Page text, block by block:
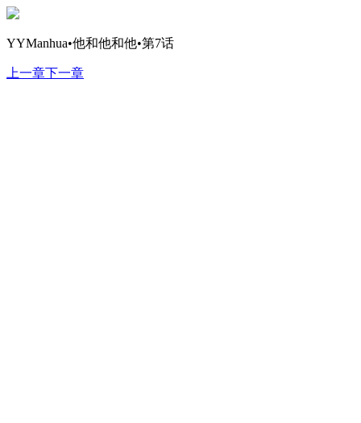
YYManhua•他和他和他•第7话
上一章下一章